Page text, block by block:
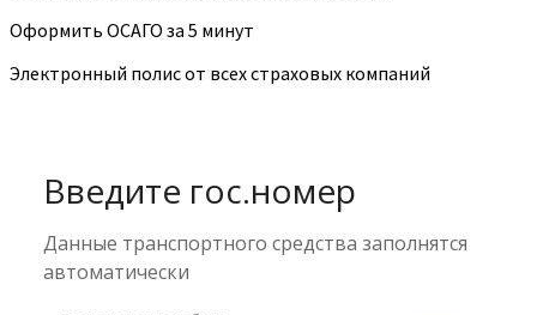
Оформить ОСАГО за 5 минут
Электронный полис от всех страховых компаний